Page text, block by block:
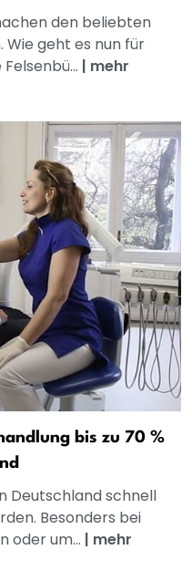
den beliebten
Wie geht es nun für
| mehr
bis zu 70 %
Deutschland schnell
Besonders bei
oder um... | mehr